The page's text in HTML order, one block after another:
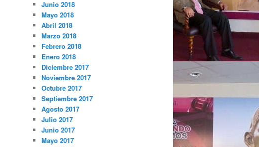
Junio 2018
Mayo 2018
Abril 2018
Marzo 2018
Febrero 2018
Enero 2018
Diciembre 2017
Noviembre 2017
Octubre 2017
Septiembre 2017
Agosto 2017
Julio 2017
Junio 2017
Mayo 2017